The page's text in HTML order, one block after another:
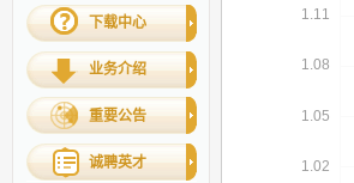
下载中心
业务介绍
重要公告
诚聘英才